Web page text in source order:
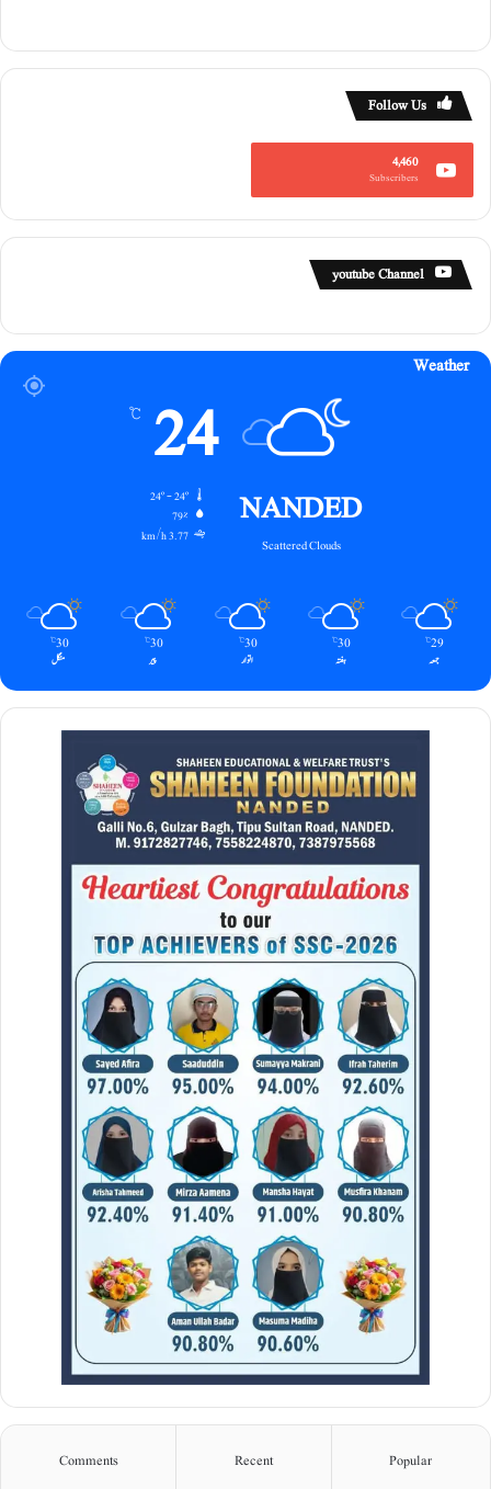
Follow Us
4,460
Subscribers
youtube Channel
Weather
NANDED
Scattered Clouds
24
℃
79%
3.77 km/h
29
℃
جمعہ
30
℃
ہفتہ
30
℃
اتوار
30
℃
پیر
30
℃
منگل
Popular
Recent
Comments